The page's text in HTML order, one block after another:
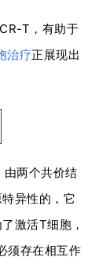
T，有助于
治疗正展现出
两个共价结
异性的，它
激活T细胞，
须存在相互作